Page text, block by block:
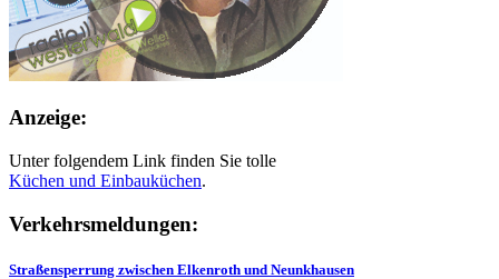
Anzeige:
Unter folgendem Link finden Sie tolle
Küchen und Einbauküchen.
Verkehrsmeldungen:
Straßensperrung zwischen Elkenroth und Neunkhausen